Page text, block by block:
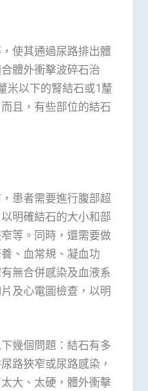
使其通過尿路排出體
體外衝擊波碎石治
米以下的腎結石或1釐
且，有些部位的結石
患者需要進行腹部超
明確結石的大小和部
等。同時，還需要做
、血常規、凝血功
無合併感染及血液系
及心電圖檢查，以明
幾個問題：結石有多
路狹窄或尿路感染，
大、太硬，體外衝擊